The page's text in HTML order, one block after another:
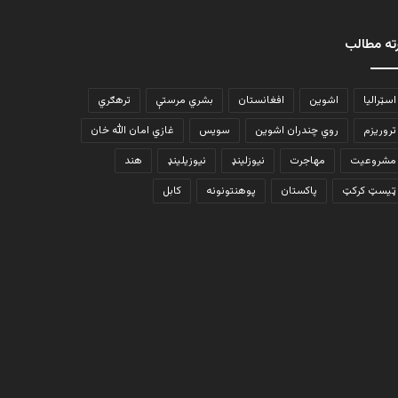
مطالب
اسټرالیا اشوین افغانستان بشري مرستې
ترهګري
تروریزم
روي چندران اشوین سویس
غازي امان الله خان
مشروعیت
مهاجرت نیوزلینډ نیوزیلینډ
هند
ټیسټ کرکټ
پاکستان پوهنتونونه کابل